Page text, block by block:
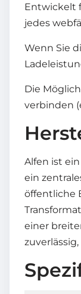
Entwickelt
jedes
Wenn Sie
Die
verbinden
Alfen ist
ein
öffentliche
einer